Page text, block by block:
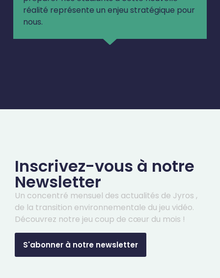
réalité représente un enjeu stratégique pour
nous.
Inscrivez-vous à notre
Newsletter
Un concentré mensuel des actualités de Jyros ,
de la transition environnementale du jeu vidéo.
Découvrez notre jeu coup de cœur du mois !
S'abonner à notre newsletter